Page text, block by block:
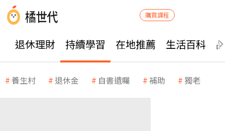
購買課程
退休理財 持續學習 在地推薦 生活百科
養生村 退休金 自書遺囑 補助 獨老